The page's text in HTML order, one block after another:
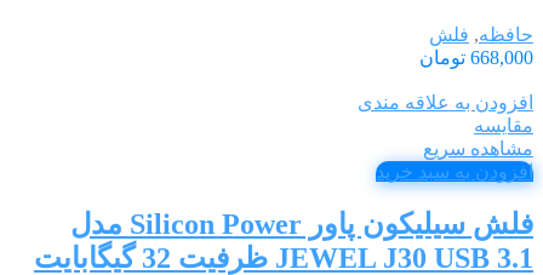
حافظه, فلش
668,000 تومان
افزودن به علاقه مندی
مقایسه
مشاهده سریع
افزودن به سبد خرید
فلش سیلیکون پاور Silicon Power مدل
JEWEL J30 USB 3.1 ظرفیت 32 گیگابایت